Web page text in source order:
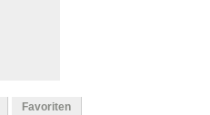
Favoriten